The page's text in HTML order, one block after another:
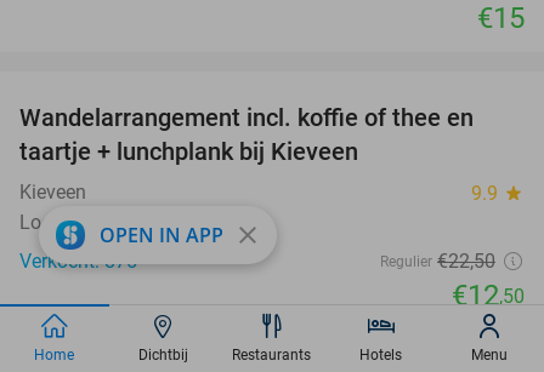
€15
44%
Wandelarrangement incl. koffie of thee en
taartje + lunchplank bij Kieveen
Kieveen 9.9 star
Loenen (14 km)
Verkocht: 875
Regulier €22,50
€12,50
favorite_border
OPEN IN APP close
Home Dichtbij Restaurants Hotels Menu